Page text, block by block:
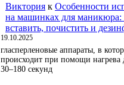
Виктория к Особенности
на машинках для маникюра:
вставить, почистить и
19.10.2025
гласперленовые аппараты, в
происходит при помощи нагрева
30–180 секунд